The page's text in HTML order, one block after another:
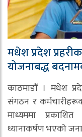
मधेश प्रदेश
योजनाबद्ध
काठमाडौं । मधेश
संगठन र
माध्यममा
ध्यानाकर्षण भएको